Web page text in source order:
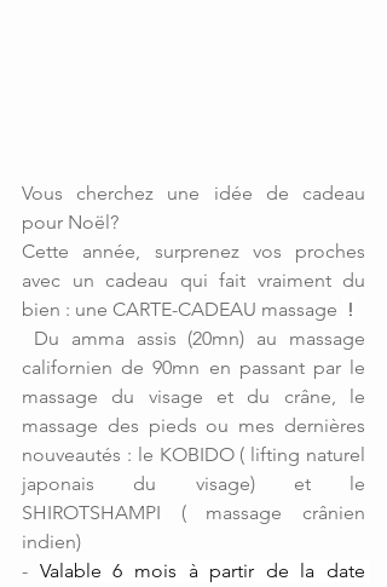
Vous cherchez une idée de cadeau
pour Noël?
Cette année, surprenez vos proches
avec un cadeau qui fait vraiment du
bien : une CARTE-CADEAU massage !
Du amma assis (20mn) au massage
californien de 90mn en passant par le
massage du visage et du crâne, le
massage des pieds ou mes dernières
nouveautés : le KOBIDO ( lifting naturel
japonais du visage) et le
SHIROTSHAMPI ( massage crânien
indien)
- Valable 6 mois à partir de la date